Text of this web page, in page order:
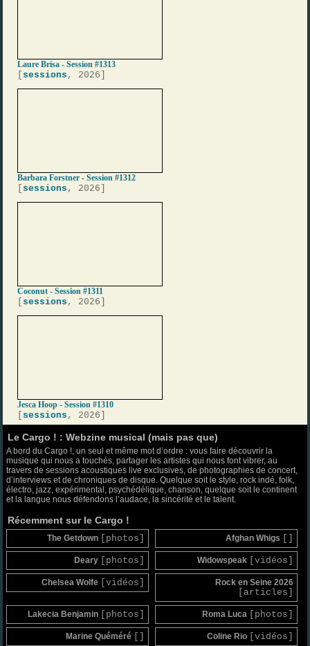
Laure Brisa - Session #1313
sessions , 2026]
Barbara Forstner - Session #1312
sessions , 2026]
Coconut - Session #1311
sessions , 2026]
Jesca Hoop - Session #1310
sessions , 2026]
Le Cargo ! : Webzine musical (mais pas que)
A bord du Cargo !, un seul et même mot d’ordre : vous faire découvrir la
musique qui nous a touchés, partager les artistes qui nous font vibrer, au
travers de sessions acoustiques live exclusives, de photographies de concert,
d’interviews et de chroniques de disque. Quelque soit le style, rock indé, folk,
électro, jazz, expérimental, psychédélique, chanson, quelque soit le continent
et la langue nous défendons l’audace, la sincérité et le talent.
Récemment sur le Cargo !
The Getdown [photos] Afghan Whigs
Deary [photos] Widowspeak [vidéos]
Chelsea Wolfe [vidéos] Rock en Seine 2026
[articles]
Lakecia Benjamin [photos] Roma Luca [photos]
Marine Quéméré Coline Rio [vidéos]